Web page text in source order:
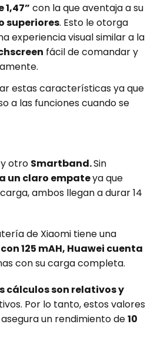
con la que aventaja a su
superiores. Esto le otorga
experiencia visual similar a la
fácil de comandar y
estas características ya que
a las funciones cuando se
otro Smartband.Sin
un claro empateya que
ambos llegan a durar 14
de Xiaomi tiene una
125 mAH, Huawei cuenta
con su carga completa.
cálculos son relativos y
Por lo tanto, estos valores
un rendimiento de10